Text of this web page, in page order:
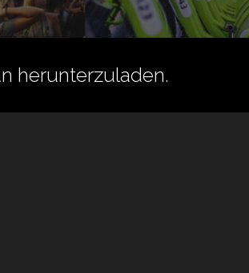
herunterzuladen.